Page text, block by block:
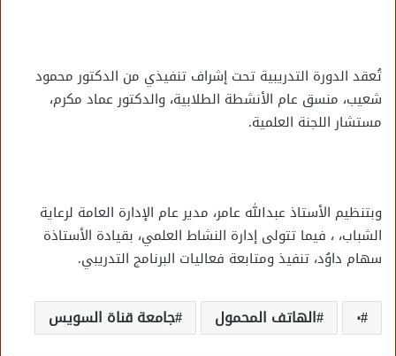
تُعقد الدورة التدريبية تحت إشراف تنفيذي من الدكتور محمود
شعيب، منسق عام الأنشطة الطلابية، والدكتور عماد مكرم،
مستشار اللجنة العلمية.
وبتنظيم الأستاذ عبدالله عامر، مدير عام الإدارة العامة لرعاية
الشباب، ، فيما تتولى إدارة النشاط العلمي، بقيادة الأستاذة
سهام داوُد، تنفيذ ومتابعة فعاليات البرنامج التدريبي.
٠ الهاتف المحمول جامعة قناة السويس